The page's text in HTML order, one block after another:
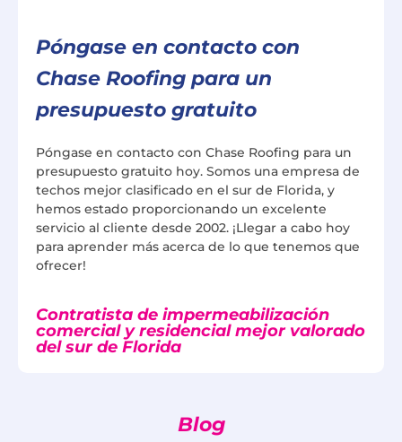
Póngase en contacto con
Chase Roofing para un
presupuesto gratuito
Póngase en contacto con Chase Roofing para un
presupuesto gratuito hoy. Somos una empresa de
techos mejor clasificado en el sur de Florida, y
hemos estado proporcionando un excelente
servicio al cliente desde 2002. ¡Llegar a cabo hoy
para aprender más acerca de lo que tenemos que
ofrecer!
Contratista de impermeabilización
comercial y residencial mejor valorado
del sur de Florida
Blog